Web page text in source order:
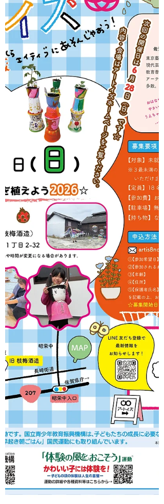
風の渦にも見えてきたり… タイダイ染め
で、梅雨のジメジメした気分も吹き飛ば
すような色鮮やかな作品を作りましょ
う！ 染めたいものを持ってきていただい
ても構いません。 ぜひおこしください。
お待ちしています☆ ※台風情報とにらめ
っこしていたのですが、28日天気が回復
しそうなので予定通り開催いたします！
開催日が今週末なのですが、ご興味あり
ましたらぜひお越しください☆ 【日時】
2026年6月28日（日）13:30～15:30 【講
師】佐貫 巧（佐賀女子短期大学こども未
来学科 准教授） 【対象】未就学児（3～6
歳）・小学生※3歳未満の兄弟姉妹の方
も、保護者の方と一緒にご参加いただけ
ます。 【参加費（材料費）】お子様ひと
りあたり1,000円 【持ち物】染めるもの
はこちらでもご用意しますが、他に染め
たい物があればお持ちください（汚れて
も良い服装でお